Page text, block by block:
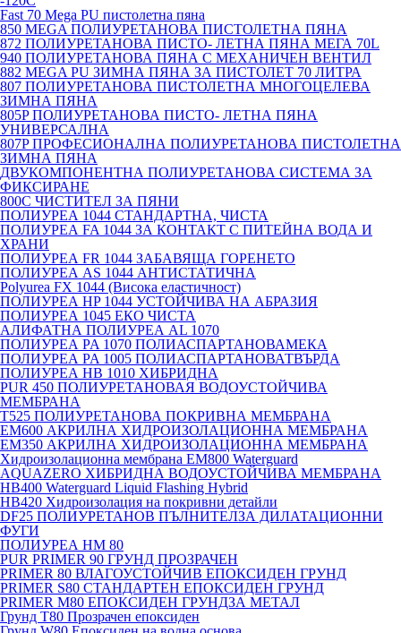
Fast 70 Mega PU пистолетна пяна
850 MEGA ПОЛИУРЕТАНОВА ПИСТОЛЕТНА ПЯНА
872 ПОЛИУРЕТАНОВА ПИСТО- ЛЕТНА ПЯНА МЕГА 70L
940 ПОЛИУРЕТАНОВА ПЯНА С МЕХАНИЧЕН ВЕНТИЛ
882 MEGA PU ЗИМНА ПЯНА ЗА ПИСТОЛЕТ 70 ЛИТРА
807 ПОЛИУРЕТАНОВА ПИСТОЛЕТНА МНОГОЦЕЛЕВА
ЗИМНА ПЯНА
805P ПОЛИУРЕТАНОВА ПИСТО- ЛЕТНА ПЯНА
УНИВЕРСАЛНА
807P ПРОФЕСИОНАЛНА ПОЛИУРЕТАНОВА ПИСТОЛЕТНА
ЗИМНА ПЯНА
ДВУКОМПОНЕНТНА ПОЛИУРЕТАНОВА СИСТЕМА ЗА
ФИКСИРАНЕ
800C ЧИСТИТЕЛ ЗА ПЯНИ
ПОЛИУРЕА 1044 СТАНДАРТНА, ЧИСТА
ПОЛИУРЕА FA 1044 ЗА КОНТАКТ С ПИТЕЙНА ВОДА И
ХРАНИ
ПОЛИУРЕА FR 1044 ЗАБАВЯЩА ГОРЕНЕТО
ПОЛИУРЕА AS 1044 АНТИСТАТИЧНА
Polyurea FX 1044 (Висока еластичност)
ПОЛИУРЕА HP 1044 УСТОЙЧИВА НА АБРАЗИЯ
ПОЛИУРЕА 1045 ЕКО ЧИСТА
АЛИФАТНА ПОЛИУРЕА AL 1070
ПОЛИУРЕА PA 1070 ПОЛИАСПАРТАНОВАМЕКА
ПОЛИУРЕА PA 1005 ПОЛИАСПАРТАНОВАТВЪРДА
ПОЛИУРЕА HB 1010 ХИБРИДНА
PUR 450 ПОЛИУРЕТАНОВАЯ ВОДОУСТОЙЧИВА
МЕМБРАНА
T525 ПОЛИУРЕТАНОВА ПОКРИВНА МЕМБРАНА
EM600 АКРИЛНА ХИДРОИЗОЛАЦИОННА МЕМБРАНА
EM350 АКРИЛНА ХИДРОИЗОЛАЦИОННА МЕМБРАНА
Хидроизолационна мембрана EM800 Waterguard
AQUAZERO ХИБРИДНА ВОДОУСТОЙЧИВА МЕМБРАНА
HB400 Waterguard Liquid Flashing Hybrid
HB420 Хидроизолация на покривни детайли
DF25 ПОЛИУРЕТАНОВ ПЪЛНИТЕЛЗА ДИЛАТАЦИОННИ
ФУГИ
ПОЛИУРЕА HM 80
PUR PRIMER 90 ГРУНД ПРОЗРАЧЕН
PRIMER 80 ВЛАГОУСТОЙЧИВ ЕПОКСИДЕН ГРУНД
PRIMER S80 СТАНДАРТЕН ЕПОКСИДЕН ГРУНД
PRIMER M80 ЕПОКСИДЕН ГРУНДЗА МЕТАЛ
Грунд Т80 Прозрачен епоксиден